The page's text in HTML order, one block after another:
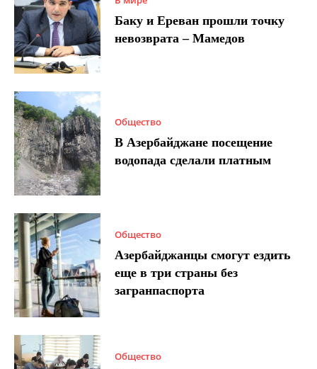
Баку и Ереван прошли точку
невозврата – Мамедов
Общество
В Азербайджане посещение
водопада сделали платным
Общество
Азербайджанцы смогут ездить
еще в три страны без
загранпаспорта
Общество